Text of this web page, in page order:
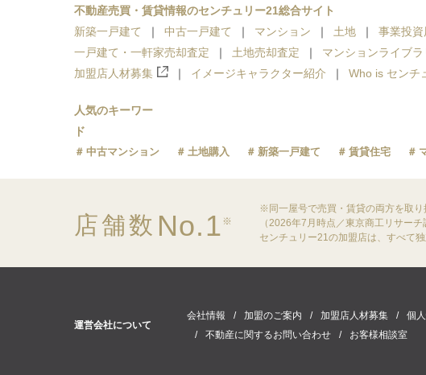
不動産売買・賃貸情報のセンチュリー21総合サイト
新築一戸建て
中古一戸建て マンション 土地 事業投
一戸建て・一軒家売却査定
土地売却査定 マンションライブラ
加盟店人材募集
イメージキャラクター紹介 Who is センチ
人気のキーワー
ド
中古マンション 土地購入 新築一戸建て 賃貸住宅
店舗数 No.1 ※
※同一屋号で売買・賃貸の両方を取
（2026年7月時点／東京商工リサーチ
センチュリー21の加盟店は、すべて独
運営会社について
会社情報 加盟のご案内 加盟店人材募集 個
不動産に関するお問い合わせ
お客様相談室